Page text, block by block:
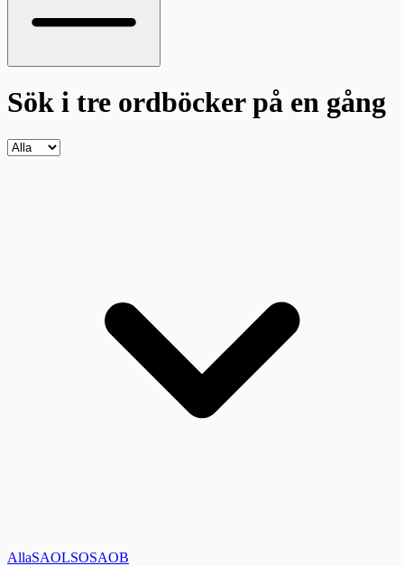
Sök i tre ordböckerpå en gång
AllaSAOLSOSAOB